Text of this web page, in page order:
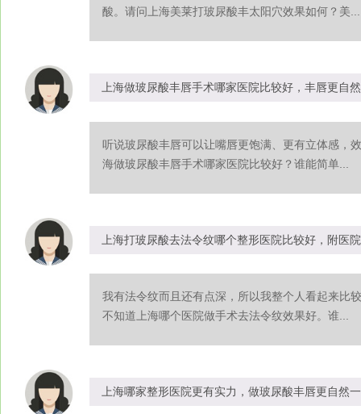
酸。请问上海美莱打玻尿酸丰太阳穴效果如何？美...
上海做玻尿酸丰唇手术哪家医院比较好，丰唇更自
听说玻尿酸丰唇可以让嘴唇更饱满、更有立体感，
海做玻尿酸丰唇手术哪家医院比较好？谁能简单...
上海打玻尿酸去法令纹哪个整形医院比较好，附医
我有法令纹而且还有点深，所以我整个人看起来比
不知道上海哪个医院做手术去法令纹效果好。谁...
上海哪家整形医院更有实力，做玻尿酸丰唇更自然